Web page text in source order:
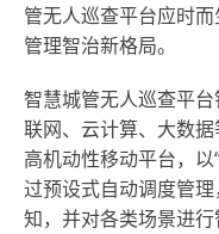
管无人巡查平台应时
管理智治新格局。
智慧城管无人巡查平
联网、云计算、大数
高机动性移动平台，
过预设式自动调度管
知，并对各类场景进